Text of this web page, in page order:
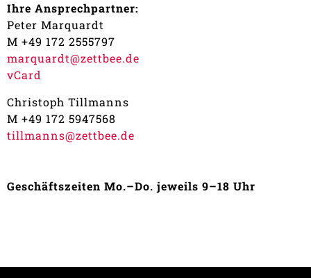
Ihre Ansprechpartner:
Peter Marquardt
M +49 172 2555797
marquardt@zettbee.de
vCard
Christoph Tillmanns
M +49 172 5947568
tillmanns@zettbee.de
Geschäftszeiten Mo.–Do. jeweils 9–18 Uhr